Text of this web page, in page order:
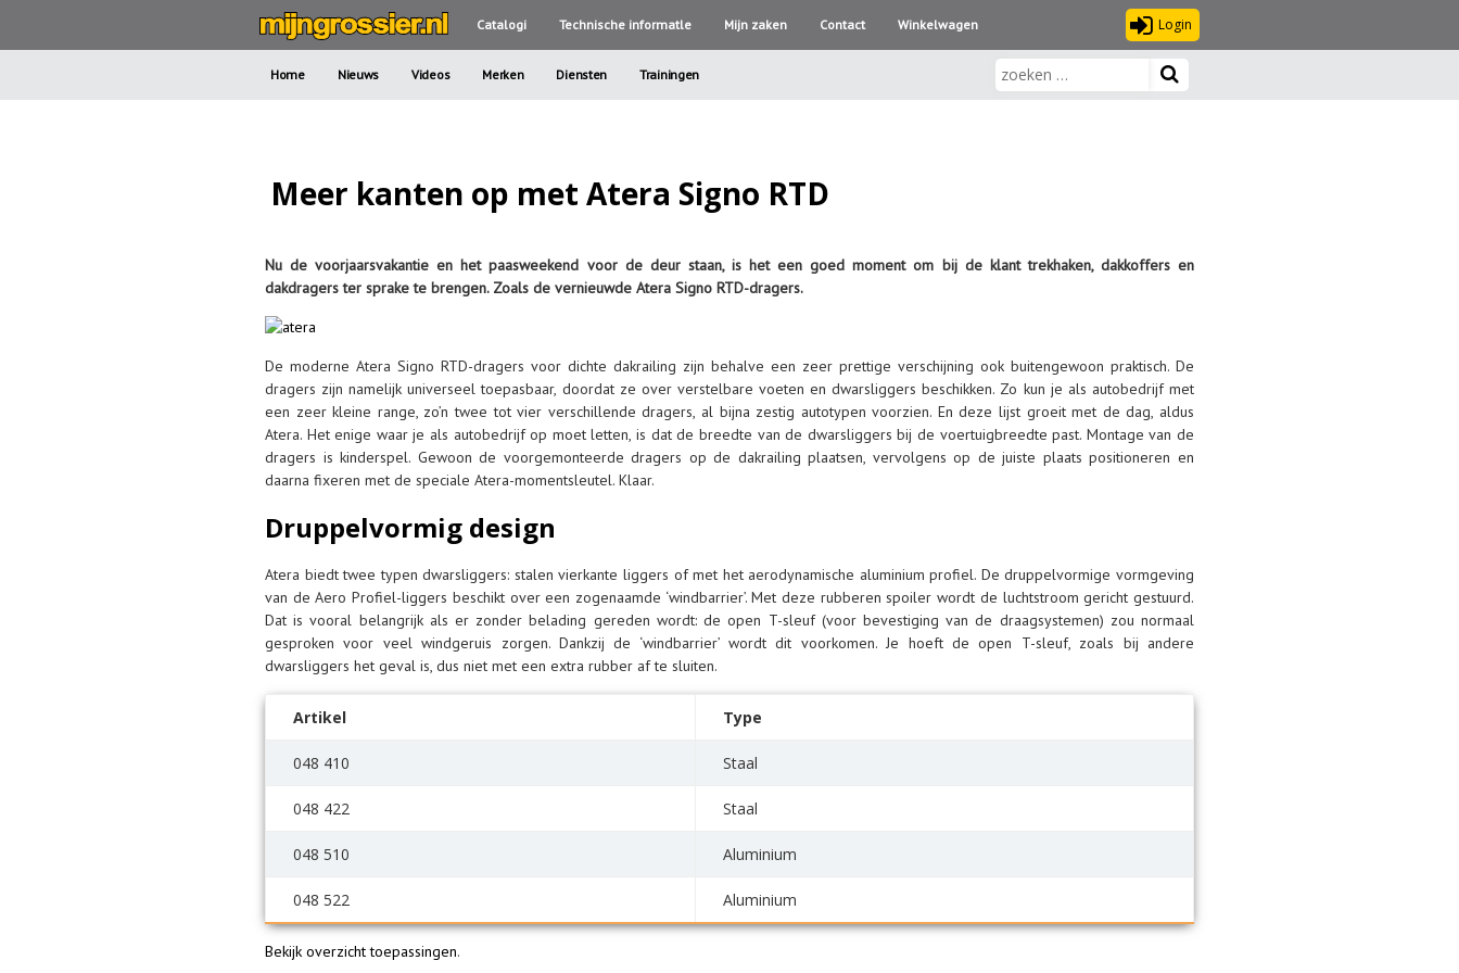
Catalogi Technische informatle Mijn zaken Contact Winkelwagen Login
Home Nieuws Videos Merken Diensten Trainingen
Meer kanten op met Atera Signo RTD
Nu de voorjaarsvakantie en het paasweekend voor de deur staan, is het een goed moment om bij de klant trekhaken, dakkoffers en
dakdragers ter sprake te brengen. Zoals de vernieuwde Atera Signo RTD-dragers.
De moderne Atera Signo RTD-dragers voor dichte dakrailing zijn behalve een zeer prettige verschijning ook buitengewoon praktisch. De
dragers zijn namelijk universeel toepasbaar, doordat ze over verstelbare voeten en dwarsliggers beschikken. Zo kun je als autobedrijf met
een zeer kleine range, zo’n twee tot vier verschillende dragers, al bijna zestig autotypen voorzien. En deze lijst groeit met de dag, aldus
Atera. Het enige waar je als autobedrijf op moet letten, is dat de breedte van de dwarsliggers bij de voertuigbreedte past. Montage van de
dragers is kinderspel. Gewoon de voorgemonteerde dragers op de dakrailing plaatsen, vervolgens op de juiste plaats positioneren en
daarna fixeren met de speciale Atera-momentsleutel. Klaar.
Druppelvormig design
Atera biedt twee typen dwarsliggers: stalen vierkante liggers of met het aerodynamische aluminium profiel. De druppelvormige vormgeving
van de Aero Profiel-liggers beschikt over een zogenaamde ‘windbarrier’. Met deze rubberen spoiler wordt de luchtstroom gericht gestuurd.
Dat is vooral belangrijk als er zonder belading gereden wordt: de open T-sleuf (voor bevestiging van de draagsystemen) zou normaal
gesproken voor veel windgeruis zorgen. Dankzij de ‘windbarrier’ wordt dit voorkomen. Je hoeft de open T-sleuf, zoals bij andere
dwarsliggers het geval is, dus niet met een extra rubber af te sluiten.
Artikel Type
048 410 Staal
048 422 Staal
048 510 Aluminium
048 522 Aluminium
Bekijk overzicht toepassingen.